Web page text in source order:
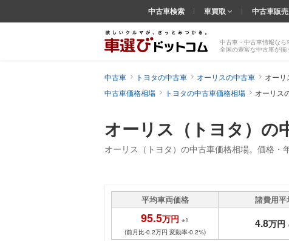
オーリス（トヨタ）の
オーリス（トヨタ）の中古車価格相場。価格・
中古車・中古車情報なら
全国の豊富な中古車が揃
中古車検索 車買取 中古車販
中古車 トヨタの中古車 オーリスの中古車
オー
中古車価格相場
トヨタの中古車価格相場 オーリス
平均車両価格 諸費用平
95.5万円 ※1
(前月比-0.2万円 変動率-0.2%)
4.8万円